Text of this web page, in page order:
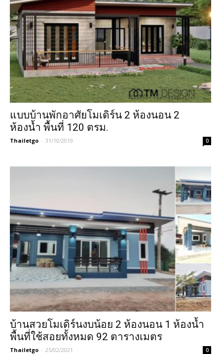
แบบบ้านพักอาศัยโมเดิร์น 2 ห้องนอน 2
ห้องน้ำ พื้นที่ 120 ตรม.
Thailetgo - 31/10/2019 0
บ้านสวยโมเดิร์นงบน้อย 2 ห้องนอน 1 ห้องน้ำ
พื้นที่ใช้สอยทั้งหมด 92 ตารางเมตร
Thailetgo - 25/02/2021 0